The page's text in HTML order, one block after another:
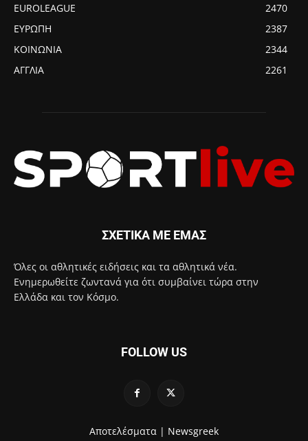
EUROLEAGUE
2470
ΕΥΡΩΠΗ
2387
ΚΟΙΝΩΝΙΑ
2344
ΑΓΓΛΙΑ
2261
ΣΧΕΤΙΚΑ ΜΕ ΕΜΑΣ
Όλες οι αθλητικές ειδήσεις και τα αθλητικά νέα.
Ενημερωθείτε ζωντανά για ότι συμβαίνει τώρα στην
Ελλάδα και τον Κόσμο.
FOLLOW US
Αποτελέσματα | Newsgreek